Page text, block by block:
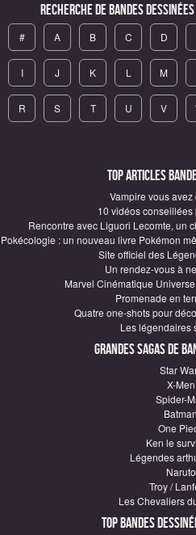
Recherche de Bandes
# A B C D
I J K L M
R S T U V
Top articles
Vampire vous avez
10 vidéos conseillées
Rencontre avec Liguori Lecomte, un
Pokécologie : un nouveau livre Pokémon
Site officiel des
Un rendez-vous à
Marvel Cinématique
Promenade en
Quatre one-shots pour
Les légendaires
Grandes sagas de
Star
X-Men
Spider-
Batman
One
Ken le
Légendes
Naruto
Troy /
Les Chevaliers
Top Bandes